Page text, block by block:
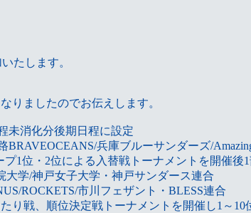
たします。
りましたのでお伝えします。
消化分後期日程に設定
BRAVEOCEANS/兵庫ブルーサンダーズ/
1位・2位による入替戦トーナメントを開催後
学/神戸女子大学・神戸サンダース連合
ROCKETS/市川フェザント・BLESS連合
り戦、順位決定戦トーナメントを開催し1～10